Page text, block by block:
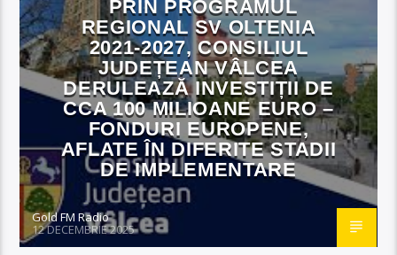
PRIN PROGRAMUL
REGIONAL SV OLTENIA
2021-2027, CONSILIUL
JUDEȚEAN VÂLCEA
DERULEAZĂ INVESTIȚII DE
CCA 100 MILIOANE EURO –
FONDURI EUROPENE,
AFLATE ÎN DIFERITE STADII
DE IMPLEMENTARE
Gold FM Radio
12 DECEMBRIE 2025